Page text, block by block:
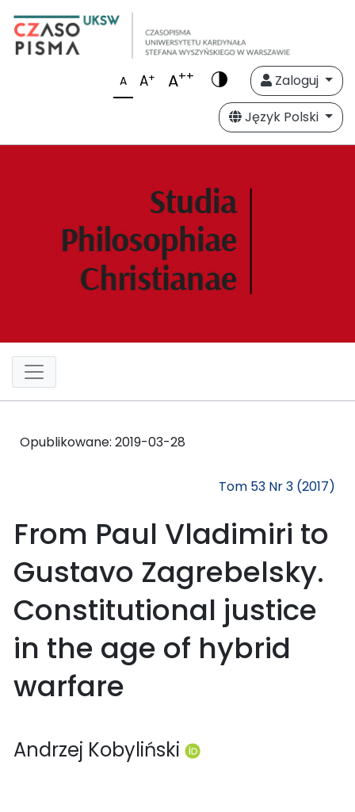
A A+ A++
Zaloguj
Język Polski
Opublikowane: 2019-03-28
Tom 53 Nr 3 (2017)
From Paul Vladimiri to
Gustavo Zagrebelsky.
Constitutional justice
in the age of hybrid
warfare
Andrzej Kobyliński